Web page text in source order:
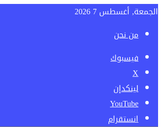
الجمعة, أغسطس 7 2026
من نحن
فيسبوك
‫X
لينكدإن
‫YouTube
انستقرام